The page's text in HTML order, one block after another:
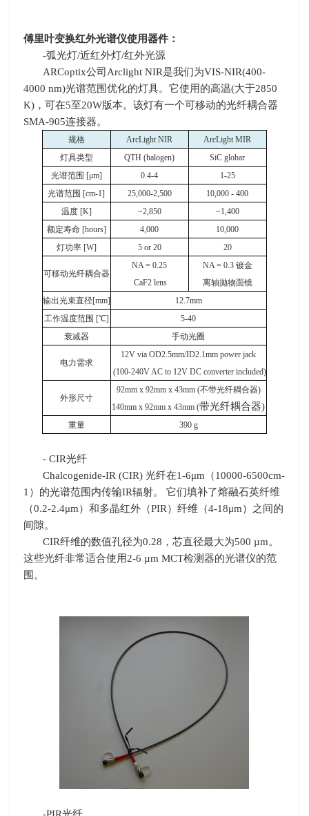
傅里叶变换红外光谱仪使用器件：
-弧光灯/近红外灯/红外光源
ARCoptix公司Arclight NIR是我们为VIS-NIR(400-
4000 nm)光谱范围优化的灯具。它使用的高温(大于2850
K) ，可在5至20W版本。该灯有一个可移动的光纤耦合器
SMA-905连接器。
规格 ArcLight NIR
ArcLight MIR
灯具类型
QTH (halogen)
SiC globar
光谱范围 [μm] 0.4-4
1-25
光谱范围 [cm-1] 25,000-2,500
10,000 - 400
温度[K] ~2,850
~1,400
额定寿命[hours] 4,000
10,000
灯功率[W] 5 or 20 20
可移动光纤耦合器
NA = 0.25
CaF2 lens
NA = 0.3 镀金
离轴抛物面镜
输出光束直径[mm]
12.7mm
工作温度范围 [℃]
5-40
衰减器
手动光圈
电力需求
12V via OD2.5mm/ID2.1mm power jack
(100-240V AC to 12V DC converter included)
外形尺寸
92mm x 92mm x 43mm (不带光纤耦合器)
140mm x 92mm x 43mm (带光纤耦合器)
重量 390 g
- CIR光纤
Chalcogenide-IR (CIR) 光纤在1-6μm （10000-6500cm-
1）的光谱范围内传输IR辐射。 它们填补了熔融石英纤维
（0.2-2.4μm）和多晶红外（PIR）纤维（4-18μm）之间的
间隙。
CIR纤维的数值孔径为0.28 ，芯直径最大为500 µm。
这些光纤非常适合使用2-6 µm MCT检测器的光谱仪的范
围。